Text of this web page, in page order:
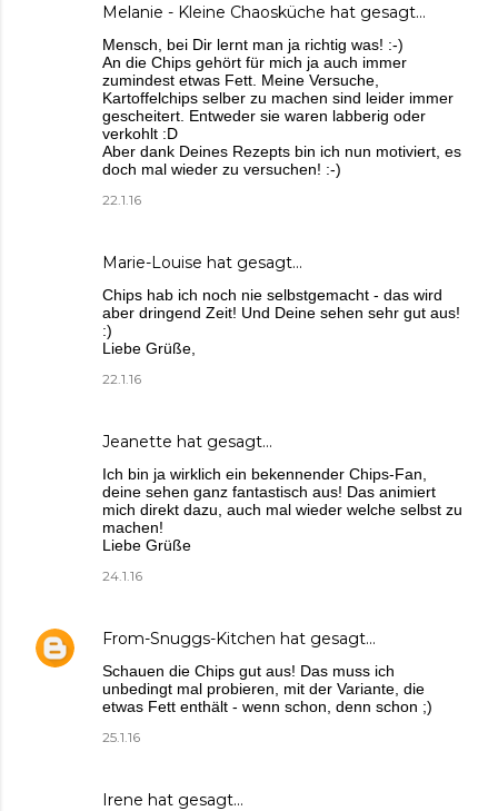
Melanie - Kleine Chaosküche hat gesagt…
Mensch, bei Dir lernt man ja richtig was! :-)
An die Chips gehört für mich ja auch immer
zumindest etwas Fett. Meine Versuche,
Kartoffelchips selber zu machen sind leider immer
gescheitert. Entweder sie waren labberig oder
verkohlt :D
Aber dank Deines Rezepts bin ich nun motiviert, es
doch mal wieder zu versuchen! :-)
22.1.16
Marie-Louise hat gesagt…
Chips hab ich noch nie selbstgemacht - das wird
aber dringend Zeit! Und Deine sehen sehr gut aus!
:)
Liebe Grüße,
22.1.16
Jeanette hat gesagt…
Ich bin ja wirklich ein bekennender Chips-Fan,
deine sehen ganz fantastisch aus! Das animiert
mich direkt dazu, auch mal wieder welche selbst zu
machen!
Liebe Grüße
24.1.16
From-Snuggs-Kitchen hat gesagt…
Schauen die Chips gut aus! Das muss ich
unbedingt mal probieren, mit der Variante, die
etwas Fett enthält - wenn schon, denn schon ;)
25.1.16
Irene hat gesagt…